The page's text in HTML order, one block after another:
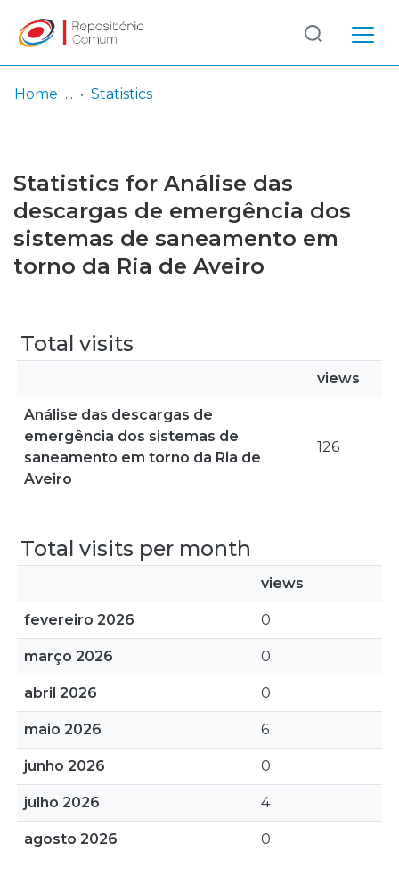
Browse repository
Entities
Log
In
(current)
Home Statistics
Statistics for Análise das
descargas de emergência dos
sistemas de saneamento em
torno da Ria de Aveiro
Total visits
views
Análise das descargas de
emergência dos sistemas de
saneamento em torno da Ria de
Aveiro
126
Total visits per month
views
fevereiro 2026 0
março 2026 0
abril 2026 0
maio 2026 6
junho 2026 0
julho 2026 4
agosto 2026 0